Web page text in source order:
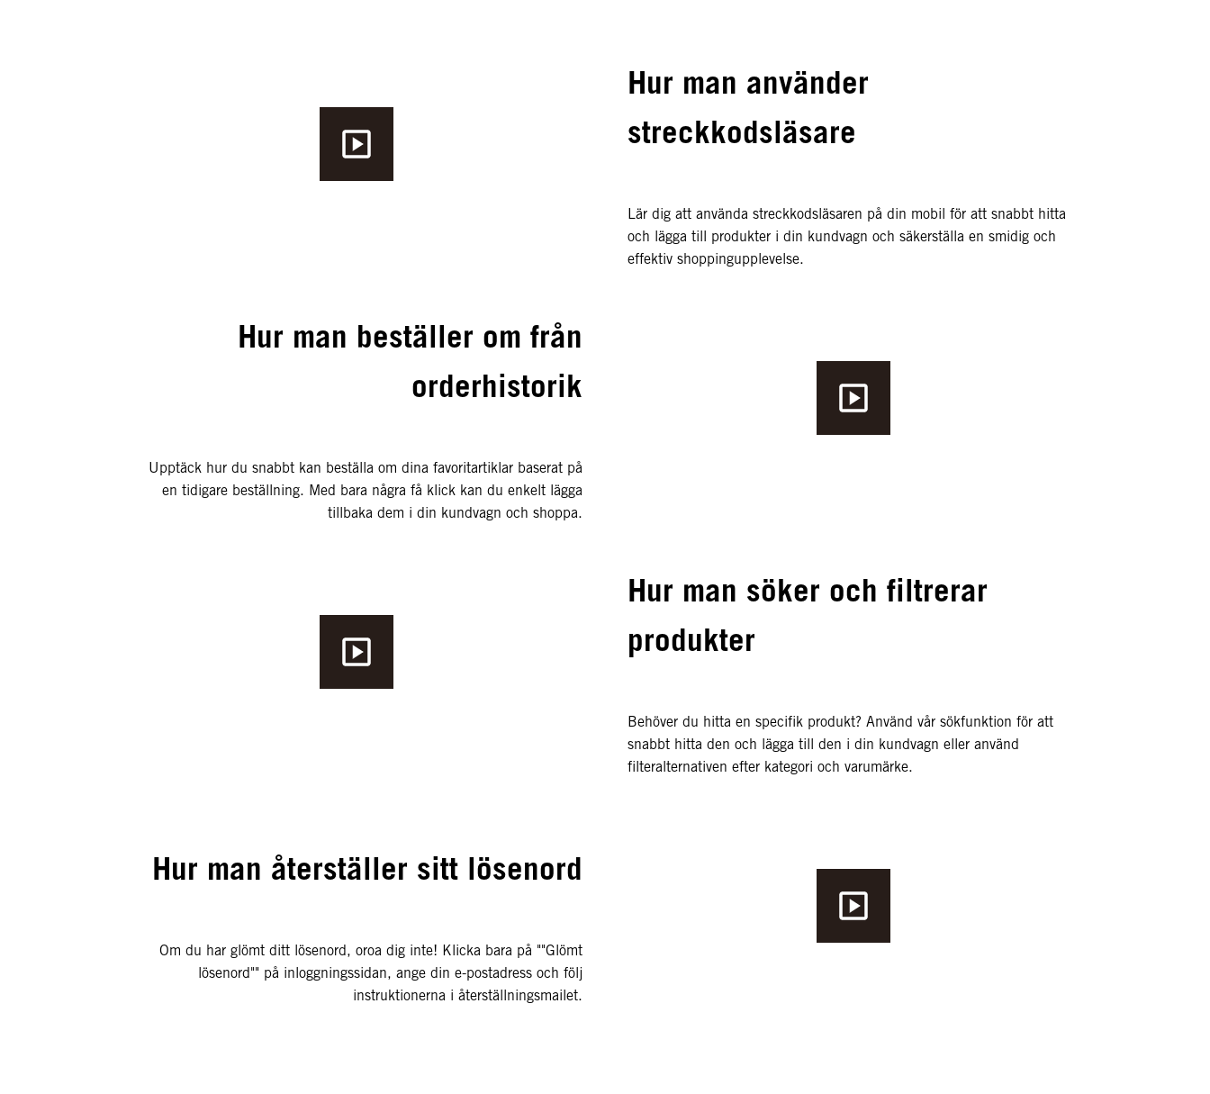
Hur man använder
streckkodsläsare
Lär dig att använda streckkodsläsaren på din mobil för att snabbt hitta
och lägga till produkter i din kundvagn och säkerställa en smidig och
effektiv shoppingupplevelse.
Hur man beställer om från
orderhistorik
Upptäck hur du snabbt kan beställa om dina favoritartiklar baserat på
en tidigare beställning. Med bara några få klick kan du enkelt lägga
tillbaka dem i din kundvagn och shoppa.
Hur man söker och filtrerar
produkter
Behöver du hitta en specifik produkt? Använd vår sökfunktion för att
snabbt hitta den och lägga till den i din kundvagn eller använd
filteralternativen efter kategori och varumärke.
Hur man återställer sitt lösenord
Om du har glömt ditt lösenord, oroa dig inte! Klicka bara på ""Glömt
lösenord"" på inloggningssidan, ange din e-postadress och följ
instruktionerna i återställningsmailet.